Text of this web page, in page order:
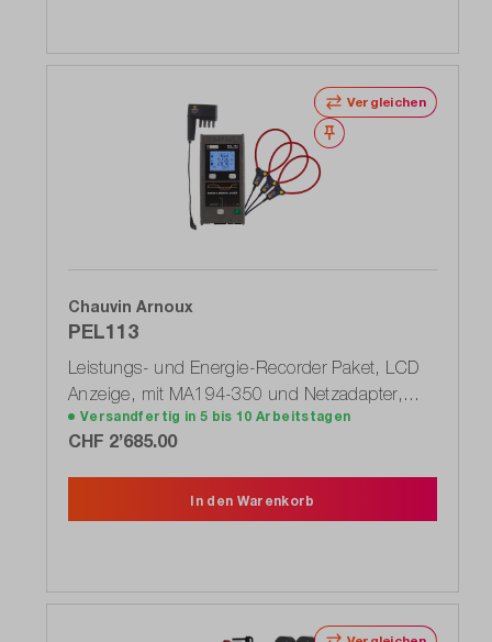
Vergleichen
Merken
Chauvin Arnoux
PEL113
Leistungs- und Energie-Recorder Paket, LCD
Anzeige, mit MA194-350 und Netzadapter,
PEL100 Serie (P01300003)
Versandfertig in 5 bis 10 Arbeitstagen
CHF 2’685.00
In den Warenkorb